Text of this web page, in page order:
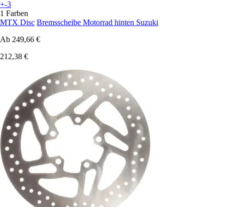
+-3
1 Farben
MTX Disc Bremsscheibe Motorrad hinten Suzuki
Ab 249,66 €
212,38 €